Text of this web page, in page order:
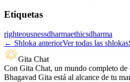
Etiquetas
righteousnessdharmaethicsdharma
← Shloka anteriorVer todas las shlokas
Gita Chat
Con Gita Chat, un mundo completo de
Bhagavad Gita está al alcance de tu